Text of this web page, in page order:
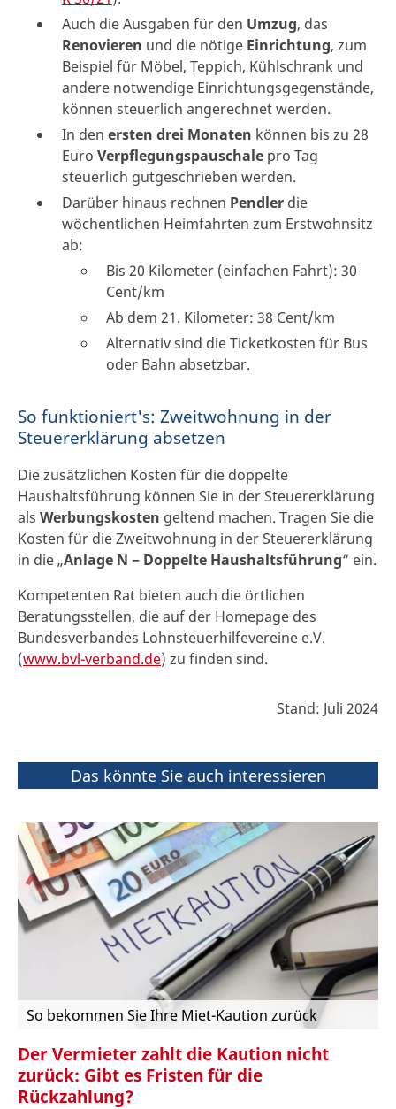
Auch die Ausgaben für den Umzug, das
Renovieren und die nötige Einrichtung, zum
Beispiel für Möbel, Teppich, Kühlschrank und
andere notwendige Einrichtungsgegenstände,
können steuerlich angerechnet werden.
In den ersten drei Monaten können bis zu 28
Euro Verpflegungspauschale pro Tag
steuerlich gutgeschrieben werden.
Darüber hinaus rechnen Pendler die
wöchentlichen Heimfahrten zum Erstwohnsitz
ab:
Bis 20 Kilometer (einfachen Fahrt): 30
Cent/km
Ab dem 21. Kilometer: 38 Cent/km
Alternativ sind die Ticketkosten für Bus
oder Bahn absetzbar.
So funktioniert's: Zweitwohnung in der
Steuererklärung absetzen
Die zusätzlichen Kosten für die doppelte
Haushaltsführung können Sie in der Steuererklärung
als Werbungskosten geltend machen. Tragen Sie die
Kosten für die Zweitwohnung in der Steuererklärung
in die „Anlage N − Doppelte Haushaltsführung“ ein.
Kompetenten Rat bieten auch die örtlichen
Beratungsstellen, die auf der Homepage des
Bundesverbandes Lohnsteuerhilfevereine e.V.
(www.bvl-verband.de) zu finden sind.
Stand: Juli 2024
Das könnte Sie auch interessieren
So bekommen Sie Ihre Miet-Kaution zurück
Der Vermieter zahlt die Kaution nicht
zurück: Gibt es Fristen für die
Rückzahlung?